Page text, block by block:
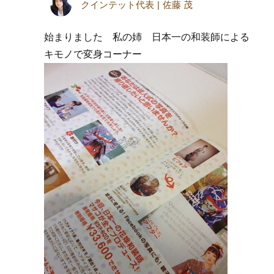
クインテット代表 佐藤 茂
始まりました 私の姉 日本一の和装師による
キモノで変身コーナー